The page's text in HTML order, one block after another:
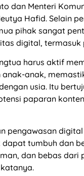
dan Menteri
Hafid. Selain
pihak sangat
digital, termasuk
harus aktif
anak,
usia. Itu
paparan
pengawasan
tumbuh dan
dan bebas dari